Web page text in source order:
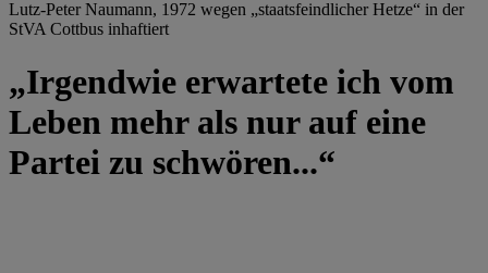
Lutz-Peter Naumann, 1972 wegen „staatsfeindlicher Hetze“ in der
StVA Cottbus inhaftiert
„Irgendwie erwartete ich vom
Leben mehr als nur auf eine
Partei zu schwören...“